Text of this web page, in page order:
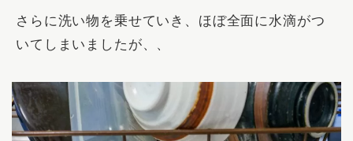
さらに洗い物を乗せていき、ほぼ全面に水滴がつ
いてしまいましたが、、